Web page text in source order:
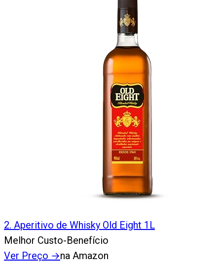
2. Aperitivo de Whisky Old Eight 1L
Melhor Custo-Benefício
Ver Preço →na Amazon